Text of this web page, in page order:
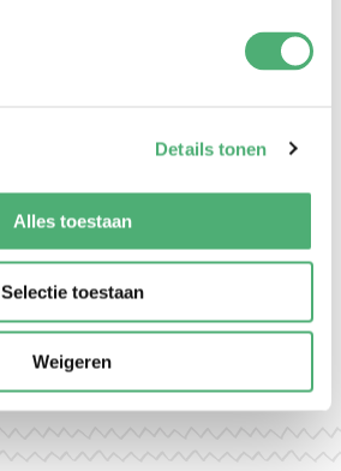
Details tonen
Alles toestaan
Selectie toestaan
Weigeren
CLICK DELUXE